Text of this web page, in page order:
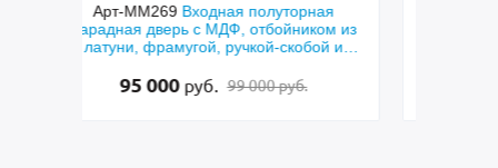
Арт-ММ256Входная шумоизоляционная
дверь с коричневыми панелями МДФ с
фрезерованием и узким стеклопакетом
48 500 руб. 50 000 руб.